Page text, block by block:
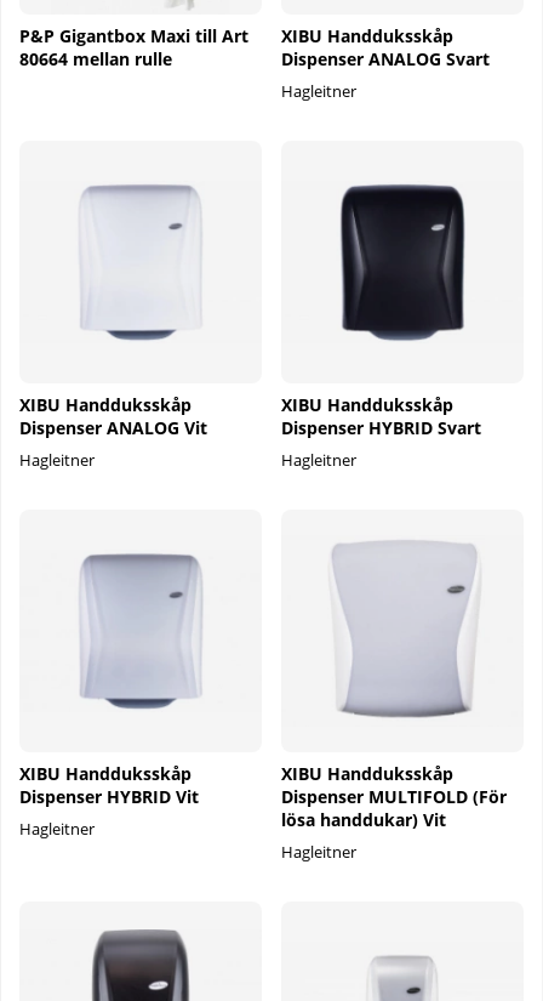
P&P Gigantbox Maxi till Art
80664 mellan rulle
XIBU Handduksskåp
Dispenser ANALOG Svart
Hagleitner
XIBU Handduksskåp
Dispenser ANALOG Vit
Hagleitner
XIBU Handduksskåp
Dispenser HYBRID Svart
Hagleitner
XIBU Handduksskåp
Dispenser HYBRID Vit
Hagleitner
XIBU Handduksskåp
Dispenser MULTIFOLD (För
lösa handdukar) Vit
Hagleitner